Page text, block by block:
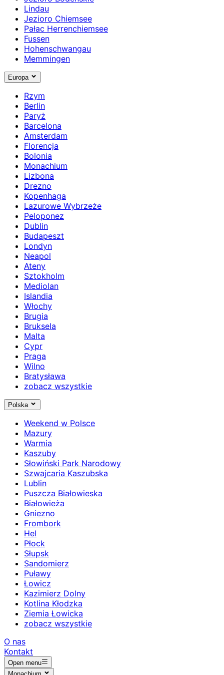
Lindau
Jezioro Chiemsee
Pałac Herrenchiemsee
Fussen
Hohenschwangau
Memmingen
Europa
Rzym
Berlin
Paryż
Barcelona
Amsterdam
Florencja
Bolonia
Monachium
Lizbona
Drezno
Kopenhaga
Lazurowe Wybrzeże
Peloponez
Dublin
Budapeszt
Londyn
Neapol
Ateny
Sztokholm
Mediolan
Islandia
Włochy
Brugia
Bruksela
Malta
Cypr
Praga
Wilno
Bratysława
zobacz wszystkie
Polska
Weekend w Polsce
Mazury
Warmia
Kaszuby
Słowiński Park Narodowy
Szwajcaria Kaszubska
Lublin
Puszcza Białowieska
Białowieża
Gniezno
Frombork
Hel
Płock
Słupsk
Sandomierz
Puławy
Łowicz
Kazimierz Dolny
Kotlina Kłodzka
Ziemia Łowicka
zobacz wszystkie
O nas
Kontakt
Open menu